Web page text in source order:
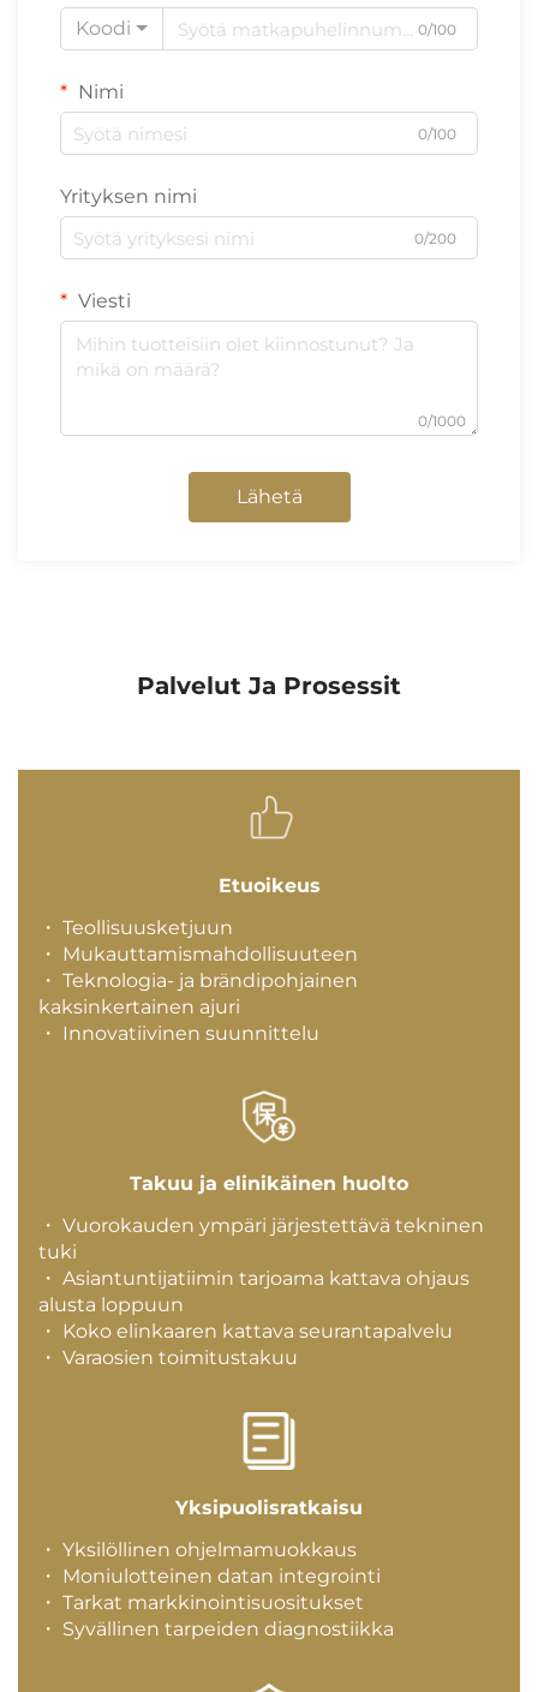
Koodi 0/100
Nimi
0/100
Yrityksen nimi
0/200
Viesti
0/1000
Lähetä
Palvelut Ja Prosessit
Etuoikeus
・ Teollisuusketjuun
・ Mukauttamismahdollisuuteen
・ Teknologia- ja brändipohjainen
kaksinkertainen ajuri
・ Innovatiivinen suunnittelu
Takuu ja elinikäinen huolto
・ Vuorokauden ympäri järjestettävä tekninen
tuki
・ Asiantuntijatiimin tarjoama kattava ohjaus
alusta loppuun
・ Koko elinkaaren kattava seurantapalvelu
・ Varaosien toimitustakuu
Yksipuolisratkaisu
・ Yksilöllinen ohjelmamuokkaus
・ Moniulotteinen datan integrointi
・ Tarkat markkinointisuositukset
・ Syvällinen tarpeiden diagnostiikka